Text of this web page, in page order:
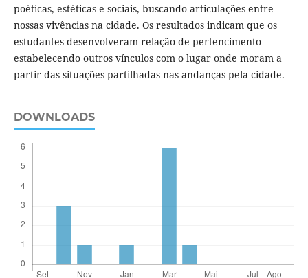
poéticas, estéticas e sociais, buscando articulações entre
nossas vivências na cidade. Os resultados indicam que os
estudantes desenvolveram relação de pertencimento
estabelecendo outros vínculos com o lugar onde moram a
partir das situações partilhadas nas andanças pela cidade.
DOWNLOADS